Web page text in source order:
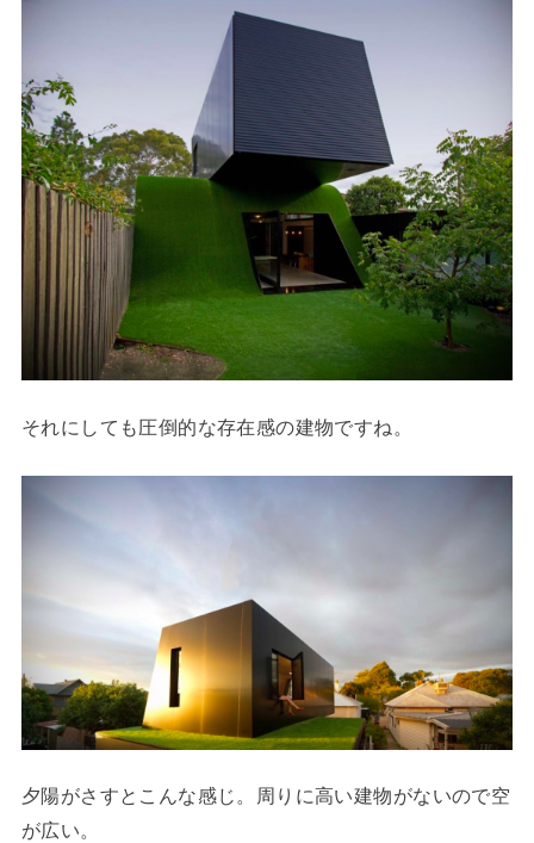
それにしても圧倒的な存在感の建物ですね。
夕陽がさすとこんな感じ。周りに高い建物がないので空
が広い。